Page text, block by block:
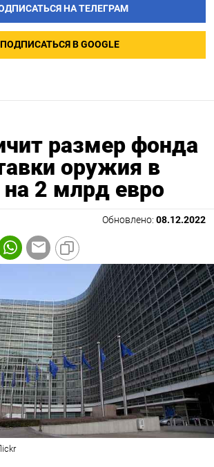
НА ТЕЛЕГРАМ
ПОДПИСАТЬСЯ В GOOGLE
размер фонда
оружия в
на 2 млрд евро
Обновлено: 08.12.2022